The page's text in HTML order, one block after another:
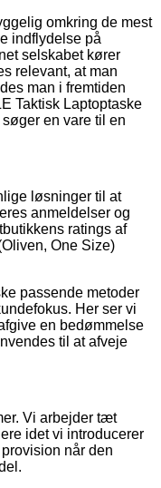
omkring de mest
indflydelse på
selskabet kører
relevant, at man
man i fremtiden
Taktisk Laptoptaske
en vare til en
løsninger til at
anmeldelser og
ratings af
One Size)
passende metoder
Her ser vi
en bedømmelse
til at afveje
Vi arbejder tæt
idet vi introducerer
når den